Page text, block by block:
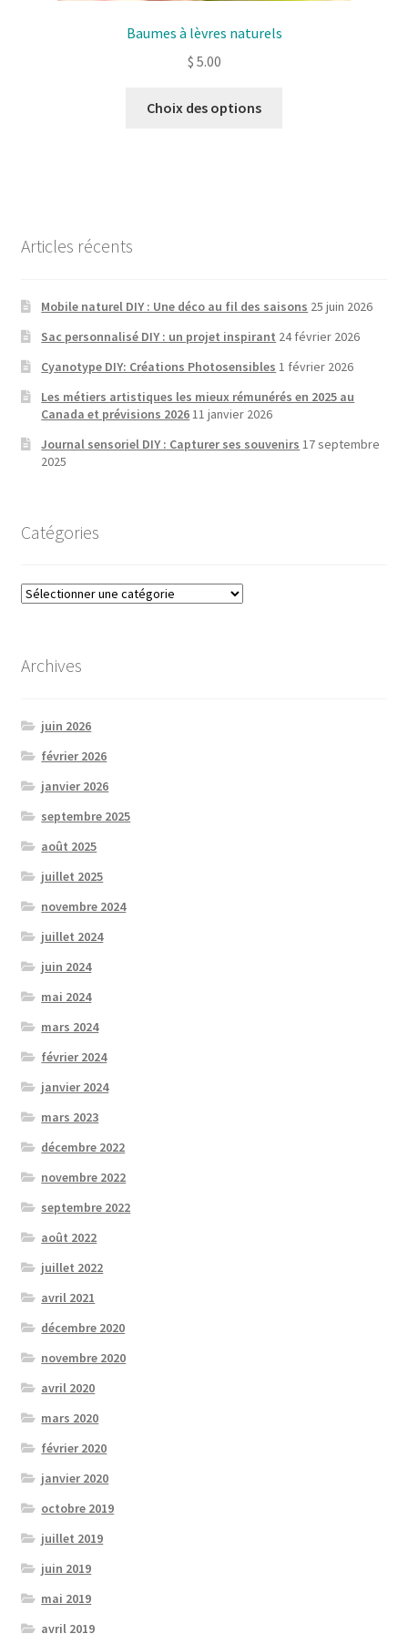
Baumes à lèvres naturels
$ 5.00
Choix des options
choisies
page
de
Articles récents
Mobile naturel DIY : Une déco au fil des saisons 25 juin 2026
Sac personnalisé DIY : un projet inspirant 24 février 2026
Cyanotype DIY: Créations Photosensibles 1 février 2026
Les métiers artistiques les mieux rémunérés en 2025 au
Canada et prévisions 202611 janvier 2026
Journal sensoriel DIY : Capturer ses souvenirs 17 septembre
2025
Catégories
Catégories
Archives
juin 2026
février 2026
janvier 2026
septembre 2025
août 2025
juillet 2025
novembre 2024
juillet 2024
juin 2024
mai 2024
mars 2024
février 2024
janvier 2024
mars 2023
décembre 2022
novembre 2022
septembre 2022
août 2022
juillet 2022
avril 2021
décembre 2020
novembre 2020
avril 2020
mars 2020
février 2020
janvier 2020
octobre 2019
juillet 2019
juin 2019
mai 2019
avril 2019